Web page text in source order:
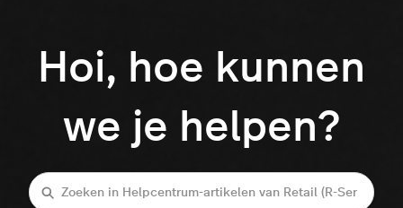
Hoi, hoe kunnen
we je helpen?
Zoeken